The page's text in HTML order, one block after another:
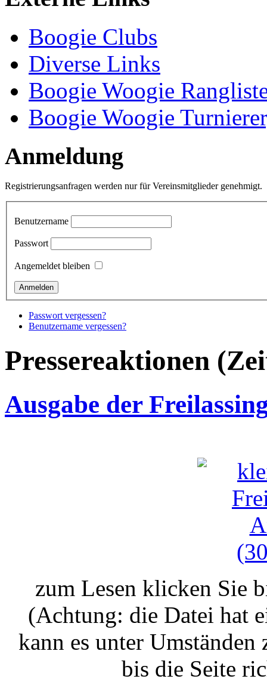
Boogie Clubs
Diverse Links
Boogie Woogie
Boogie Woogie
Anmeldung
Registrierungsanfragen werden nur für Vereinsmitglieder genehmigt.
Benutzername
Passwort
Angemeldet bleiben
Passwort vergessen?
Benutzername vergessen?
Pressereaktionen
Ausgabe der
zum Lesen klicken Sie
(Achtung: die Datei hat
kann es unter
bis die Seite